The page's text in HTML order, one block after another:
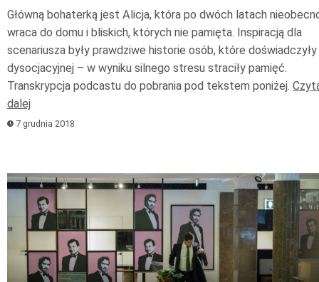
Główną bohaterką jest Alicja, która po dwóch latach
wraca do domu i bliskich, których nie pamięta. Inspiracją dla
scenariusza były prawdziwe historie osób, które
dysocjacyjnej – w wyniku silnego stresu straciły pamięć.
Transkrypcja podcastu do pobrania pod tekstem poniżej.
dalej
7 grudnia 2018
Odtwarzacz
plików
dźwiękowych